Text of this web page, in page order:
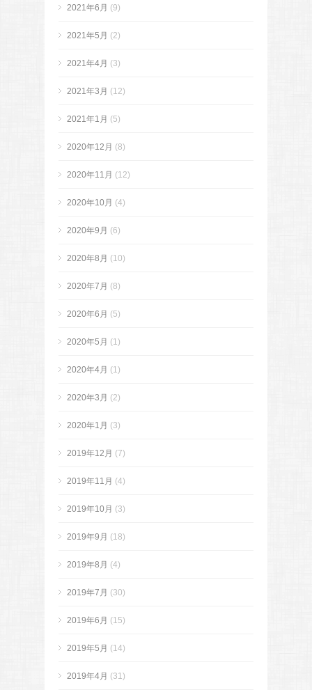
2021年6月 (9)
2021年5月 (2)
2021年4月 (3)
2021年3月 (12)
2021年1月 (5)
2020年12月 (8)
2020年11月 (12)
2020年10月 (4)
2020年9月 (6)
2020年8月 (10)
2020年7月 (8)
2020年6月 (5)
2020年5月 (1)
2020年4月 (1)
2020年3月 (2)
2020年1月 (3)
2019年12月 (7)
2019年11月 (4)
2019年10月 (3)
2019年9月 (18)
2019年8月 (4)
2019年7月 (30)
2019年6月 (15)
2019年5月 (14)
2019年4月 (31)